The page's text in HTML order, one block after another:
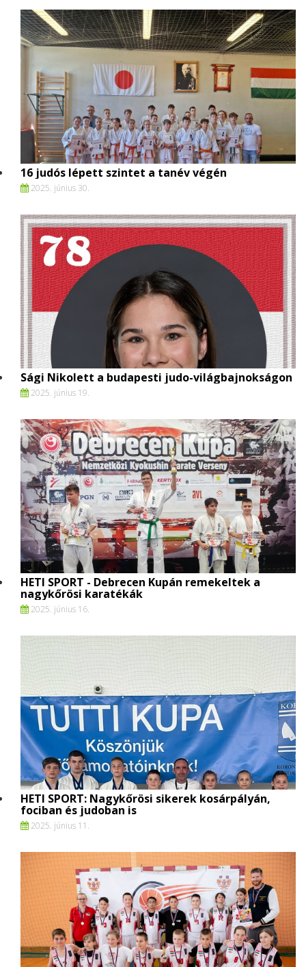
16 judós lépett szintet a tanév végén
2025. június 30.
Sági Nikolett a budapesti judo-világbajnokságon
2025. június 19.
HETI SPORT - Debrecen Kupán remekeltek a
nagykőrösi karatékák
2025. június 16.
HETI SPORT: Nagykőrösi sikerek kosárpályán,
fociban és judoban is
2025. június 11.